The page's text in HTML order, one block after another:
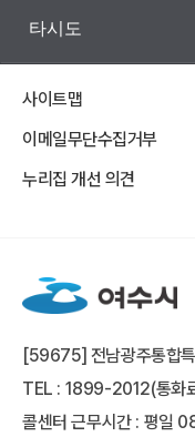
타시도
사이트맵
이메일무단수집거부
누리집 개선 의견
[59675] 전남광주통합
TEL : 1899-2012(통화
콜센터 근무시간 : 평일